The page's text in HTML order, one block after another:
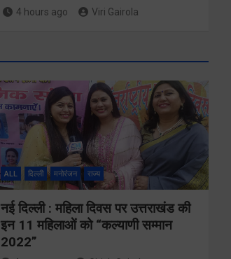
4 hours ago Viri Gairola
ALL दिल्ली मनोरंजन राज्य
नई दिल्ली : महिला दिवस पर उत्तराखंड की
इन 11 महिलाओं को “कल्याणी सम्मान
2022”
कॉमनवेल्थ गेम्स
2026 के
उत्तराखंड के
पदक विजेताओं
और प्रशिक्षकों को
मुख्यमंत्री धामी ने